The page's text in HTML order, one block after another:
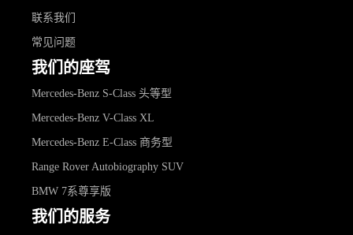
联系我们
常见问题
我们的座驾
Mercedes-Benz S-Class 头等型
Mercedes-Benz V-Class XL
Mercedes-Benz E-Class 商务型
Range Rover Autobiography SUV
BMW 7系尊享版
我们的服务